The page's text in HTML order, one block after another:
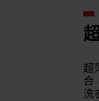
超
合
洗